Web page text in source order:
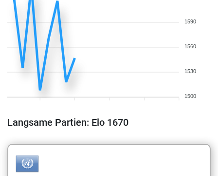
1590
1560
1530
1500
Langsame Partien: Elo 1670